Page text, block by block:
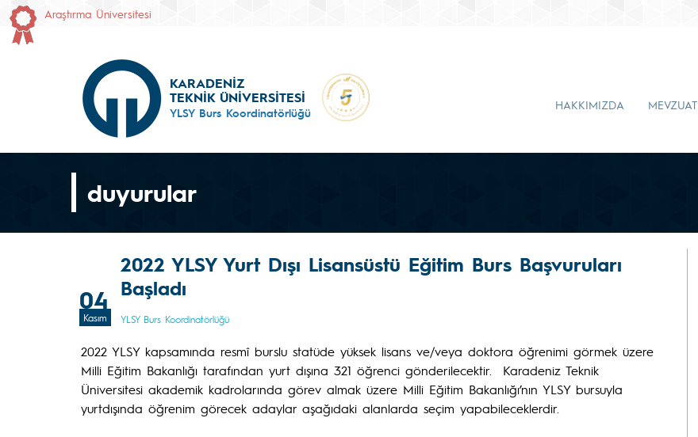
Araştırma Üniversitesi
KARADENİZ
TEKNİK ÜNİVERSİTESİ
YLSY Burs Koordinatörlüğü
HAKKIMIZDA MEVZUAT
duyurular
04
Kasım
2022 YLSY Yurt Dışı Lisansüstü Eğitim Burs Başvuruları
Başladı
YLSY Burs Koordinatörlüğü
2022 YLSY kapsamında resmî burslu statüde yüksek lisans ve/veya doktora öğrenimi görmek üzere
Milli Eğitim Bakanlığı tarafından yurt dışına 321 öğrenci gönderilecektir. Karadeniz Teknik
Üniversitesi akademik kadrolarında görev almak üzere Milli Eğitim Bakanlığı’nın YLSY bursuyla
yurtdışında öğrenim görecek adaylar aşağıdaki alanlarda seçim yapabileceklerdir.